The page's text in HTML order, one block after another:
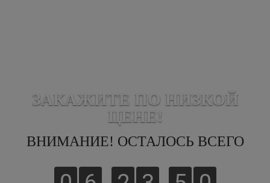
ЗАКАЖИТЕ ПО НИЗКОЙ
ЦЕНЕ!
ВНИМАНИЕ! ОСТАЛОСЬ ВСЕГО